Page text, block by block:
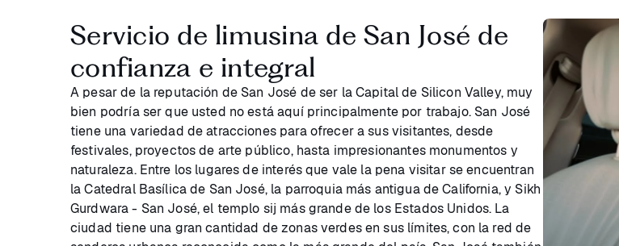
Servicio de limusina de San José de
confianza e integral
A pesar de la reputación de San José de ser la Capital de Silicon Valley, muy
bien podría ser que usted no está aquí principalmente por trabajo. San José
tiene una variedad de atracciones para ofrecer a sus visitantes, desde
festivales, proyectos de arte público, hasta impresionantes monumentos y
naturaleza. Entre los lugares de interés que vale la pena visitar se encuentran
la Catedral Basílica de San José, la parroquia más antigua de California, y Sikh
Gurdwara - San José, el templo sij más grande de los Estados Unidos. La
ciudad tiene una gran cantidad de zonas verdes en sus límites, con la red de